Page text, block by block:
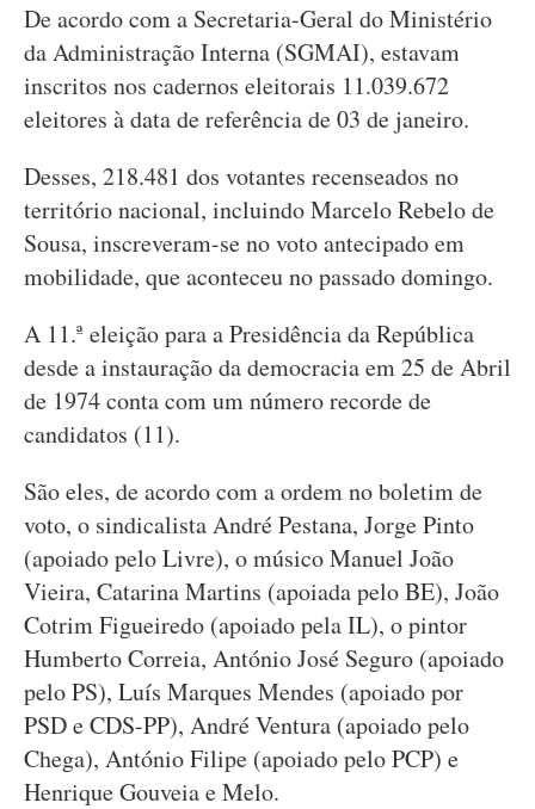
De acordo com a Secretaria-Geral do Ministério
da Administração Interna (SGMAI), estavam
inscritos nos cadernos eleitorais 11.039.672
eleitores à data de referência de 03 de janeiro.
Desses, 218.481 dos votantes recenseados no
território nacional, incluindo Marcelo Rebelo de
Sousa, inscreveram-se no voto antecipado em
mobilidade, que aconteceu no passado domingo.
A 11.ª eleição para a Presidência da República
desde a instauração da democracia em 25 de Abril
de 1974 conta com um número recorde de
candidatos (11).
São eles, de acordo com a ordem no boletim de
voto, o sindicalista André Pestana, Jorge Pinto
(apoiado pelo Livre), o músico Manuel João
Vieira, Catarina Martins (apoiada pelo BE), João
Cotrim Figueiredo (apoiado pela IL), o pintor
Humberto Correia, António José Seguro (apoiado
pelo PS), Luís Marques Mendes (apoiado por
PSD e CDS-PP), André Ventura (apoiado pelo
Chega), António Filipe (apoiado pelo PCP) e
Henrique Gouveia e Melo.